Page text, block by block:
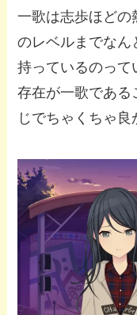
一歌は志歩ほどの
のレベルまでなん
持っているのって
存在が一歌である
じでちゃくちゃ良